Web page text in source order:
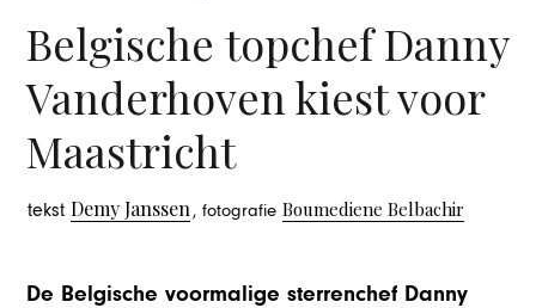
Belgische topchef Danny
Vanderhoven kiest voor
Maastricht
tekstDemy Janssen, fotografieBoumediene Belbachir
De Belgische voormalige sterrenchef Danny